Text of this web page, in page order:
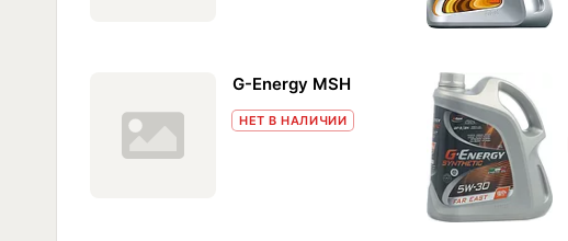
G-Energy MSH
НЕТ В НАЛИЧИИ